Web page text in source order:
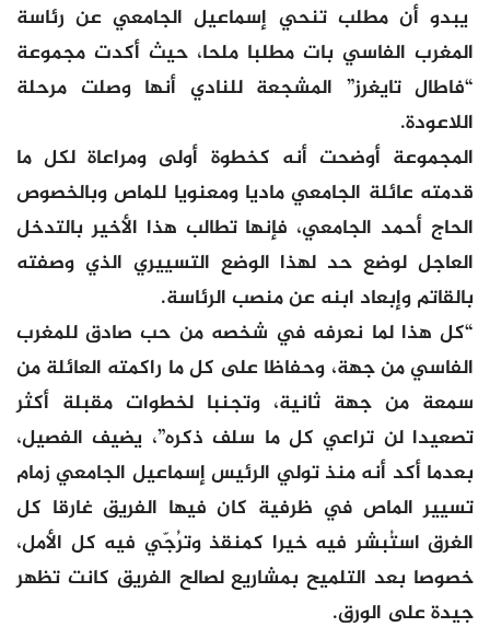
يبدو أن مطلب تنحي إسماعيل الجامعي عن رئاسة
المغرب الفاسي بات مطلبا ملحا، حيث أكدت مجموعة
“فاطال تايغرز” المشجعة للنادي أنها وصلت مرحلة
اللاعودة.
المجموعة أوضحت أنه كخطوة أولى ومراعاة لكل ما
قدمته عائلة الجامعي ماديا ومعنويا للماص وبالخصوص
الحاج أحمد الجامعي، فإنها تطالب هذا الأخير بالتدخل
العاجل لوضع حد لهذا الوضع التسييري الذي وصفته
بالقاتم وإبعاد ابنه عن منصب الرئاسة.
“كل هذا لما نعرفه في شخصه من حب صادق للمغرب
الفاسي من جهة، وحفاظا على كل ما راكمته العائلة من
سمعة من جهة ثانية، وتجنبا لخطوات مقبلة أكثر
تصعيدا لن تراعي كل ما سلف ذكره”، يضيف الفصيل،
بعدما أكد أنه منذ تولي الرئيس إسماعيل الجامعي زمام
تسيير الماص في ظرفية كان فيها الفريق غارقا كل
الغرق استُبشر فيه خيرا كمنقذ وترُجّي فيه كل الأمل،
خصوصا بعد التلميح بمشاريع لصالح الفريق كانت تظهر
جيدة على الورق.